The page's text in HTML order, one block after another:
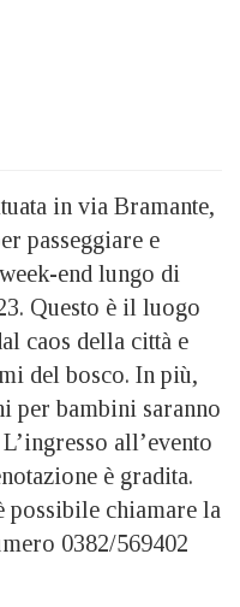
in via Bramante,
passeggiare e
end lungo di
Questo è il luogo
caos della città e
del bosco. In più,
per bambini saranno
all’evento
è gradita.
chiamare la
0382/569402